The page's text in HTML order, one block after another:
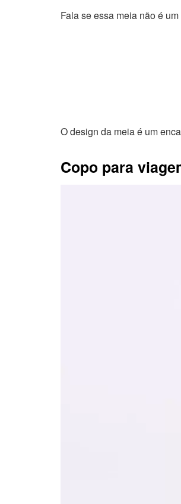
Fala se essa meia não é
O design da meia é um
Copo para